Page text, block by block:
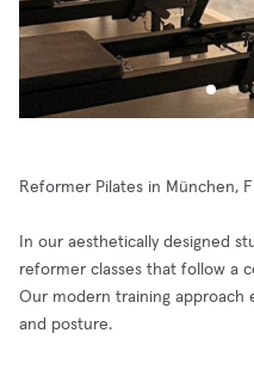
Reformer Pilates in München,
In our aesthetically designed
reformer classes that follow a
Our modern training approach
and posture.